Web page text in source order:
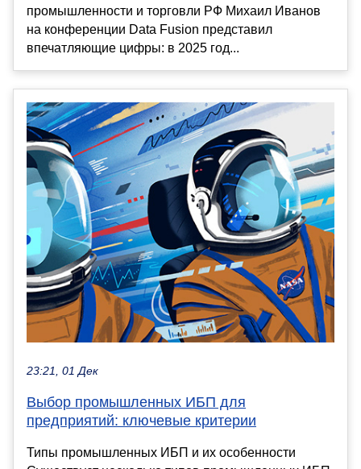
промышленности и торговли РФ Михаил Иванов
на конференции Data Fusion представил
впечатляющие цифры: в 2025 год...
23:21, 01 Дек
Выбор промышленных ИБП для
предприятий: ключевые критерии
Типы промышленных ИБП и их особенности